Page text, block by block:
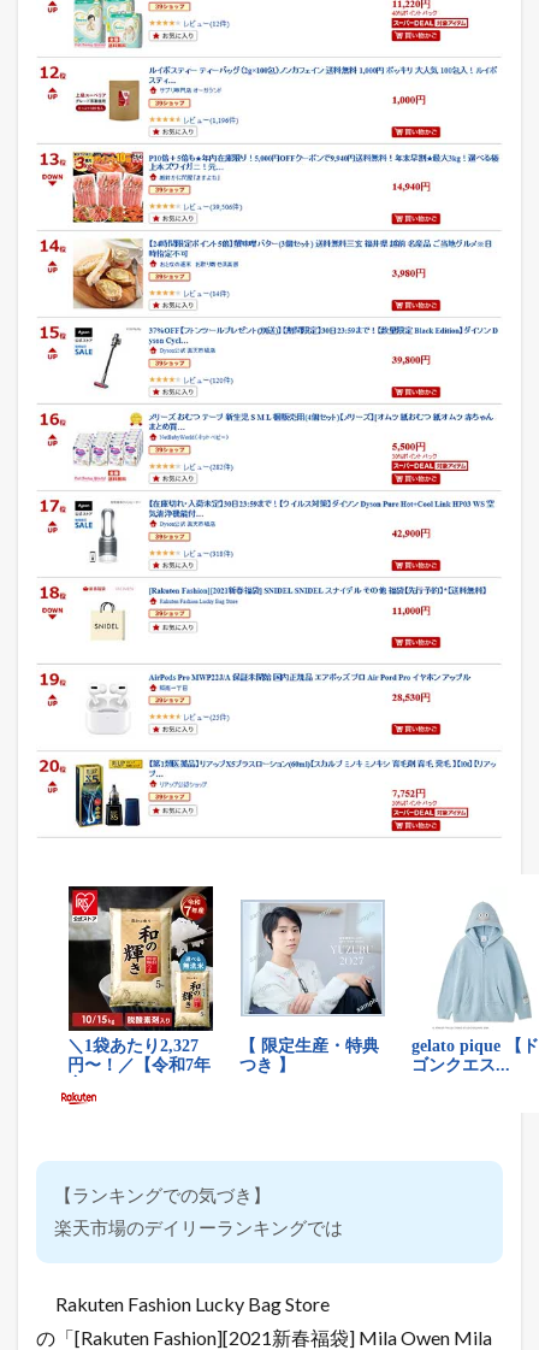
【ランキングでの気づき】
楽天市場のデイリーランキングでは
Rakuten Fashion Lucky Bag Store
の「[Rakuten Fashion][2021新春福袋] Mila Owen Mila